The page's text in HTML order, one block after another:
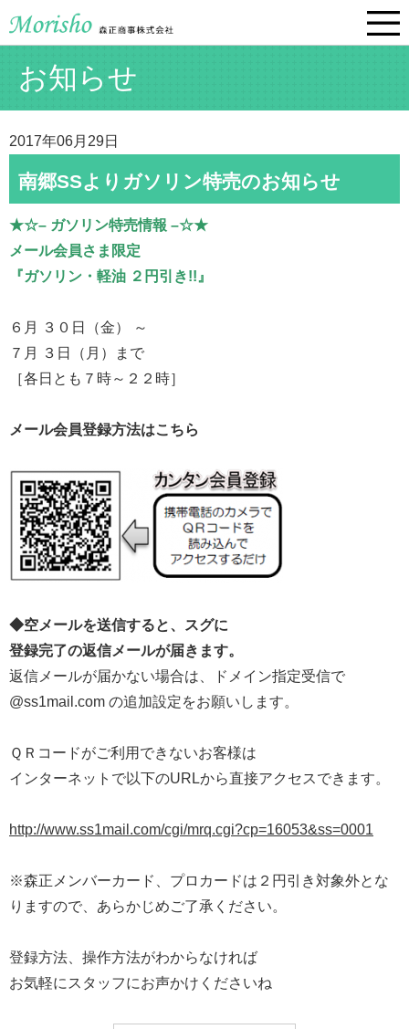
お知らせ
2017年06月29日
南郷SSよりガソリン特売のお知らせ
★☆– ガソリン特売情報 –☆★
メール会員さま限定
『ガソリン・軽油 ２円引き!!』
６月 ３０日（金） ～
７月 ３日（月）まで
［各日とも７時～２２時］
メール会員登録方法はこちら
◆空メールを送信すると、スグに
登録完了の返信メールが届きます。
返信メールが届かない場合は、ドメイン指定受信で
@ss1mail.com の追加設定をお願いします。
ＱＲコードがご利用できないお客様は
インターネットで以下のURLから直接アクセスできます。
http://www.ss1mail.com/cgi/mrq.cgi?cp=16053&ss=0001
※森正メンバーカード、プロカードは２円引き対象外とな
りますので、あらかじめご了承ください。
登録方法、操作方法がわからなければ
お気軽にスタッフにお声かけくださいね